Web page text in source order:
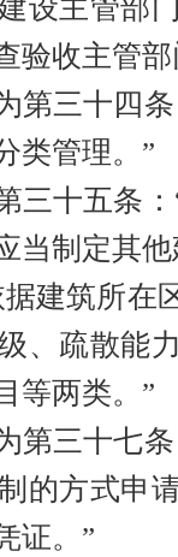
设主管部
验收主管部
第三十四
类管理。”
三十五条
当制定其
建筑所在
、疏散能
等两类。”
第三十七
的方式申
证。”